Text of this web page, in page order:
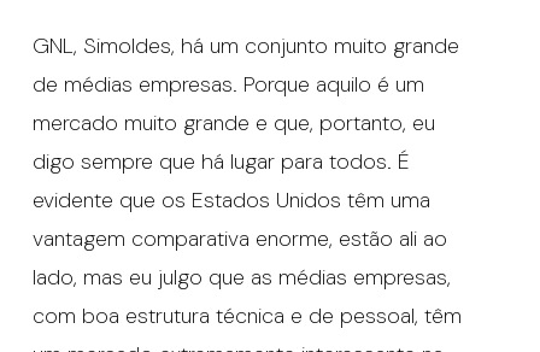
GNL, Simoldes, há um conjunto muito grande
de médias empresas. Porque aquilo é um
mercado muito grande e que, portanto, eu
digo sempre que há lugar para todos. É
evidente que os Estados Unidos têm uma
vantagem comparativa enorme, estão ali ao
lado, mas eu julgo que as médias empresas,
com boa estrutura técnica e de pessoal, têm